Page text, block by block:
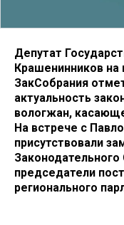
Депутат
Крашенинников на
ЗакСобрания
актуальность
вологжан,
На встрече с
присутствовали
председатели
регионального